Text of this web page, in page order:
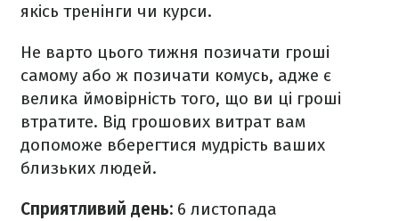
якісь тренінги чи курси.
Не варто цього тижня позичати гроші
самому або ж позичати комусь, адже є
велика ймовірність того, що ви ці гроші
втратите. Від грошових витрат вам
допоможе вберегтися мудрість ваших
близьких людей.
Сприятливий день: 6 листопада